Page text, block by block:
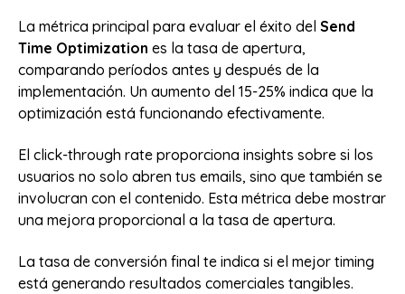
La métrica principal para evaluar el éxito del Send
Time Optimization es la tasa de apertura,
comparando períodos antes y después de la
implementación. Un aumento del 15-25% indica que la
optimización está funcionando efectivamente.
El click-through rate proporciona insights sobre si los
usuarios no solo abren tus emails, sino que también se
involucran con el contenido. Esta métrica debe mostrar
una mejora proporcional a la tasa de apertura.
La tasa de conversión final te indica si el mejor timing
está generando resultados comerciales tangibles.